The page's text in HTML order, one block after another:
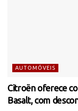
AUTOMÓVEIS
Citroën oferece
Basalt, com